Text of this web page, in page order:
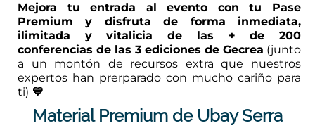
Mejora tu entrada al evento con tu Pase
Premium y disfruta de forma inmediata,
ilimitada y vitalicia de las + de 200
conferencias de las 3 ediciones de Gecrea (junto
a un montón de recursos extra que nuestros
expertos han prerparado con mucho cariño para
ti) 💙
Material Premium de Ubay Serra